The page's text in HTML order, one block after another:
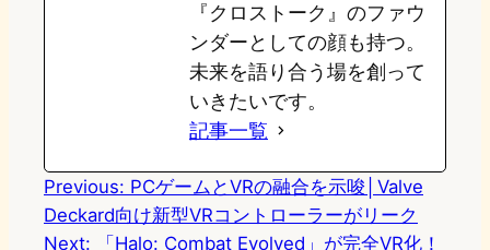
『クロストーク』のファウ
ンダーとしての顔も持つ。
未来を語り合う場を創って
いきたいです。
記事一覧
Previous: PCゲームとVRの融合を示唆│Valve
Deckard向け新型VRコントローラーがリーク
Next:
「Halo: Combat Evolved」が完全VR化！